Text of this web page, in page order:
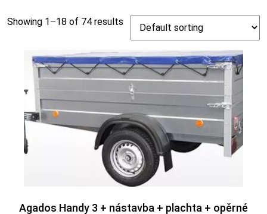
Showing 1–18 of 74 results
Agados Handy 3 + nástavba + plachta + opěrné